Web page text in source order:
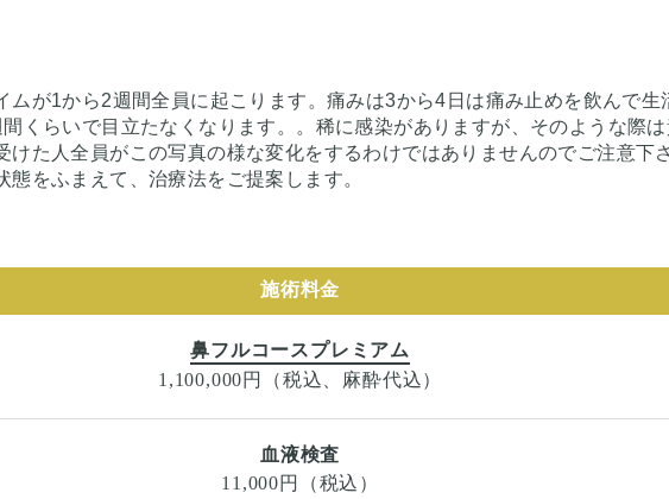
ムが1から2週間全員に起こります。痛みは3から4日は痛み止めを飲んで
くらいで目立たなくなります。。稀に感染がありますが、そのような際
た人全員がこの写真の様な変化をするわけではありませんのでご注意下
をふまえて、治療法をご提案します。
施術料金
鼻フルコースプレミアム
1,100,000円（税込、麻酔代込）
血液検査
11,000円（税込）